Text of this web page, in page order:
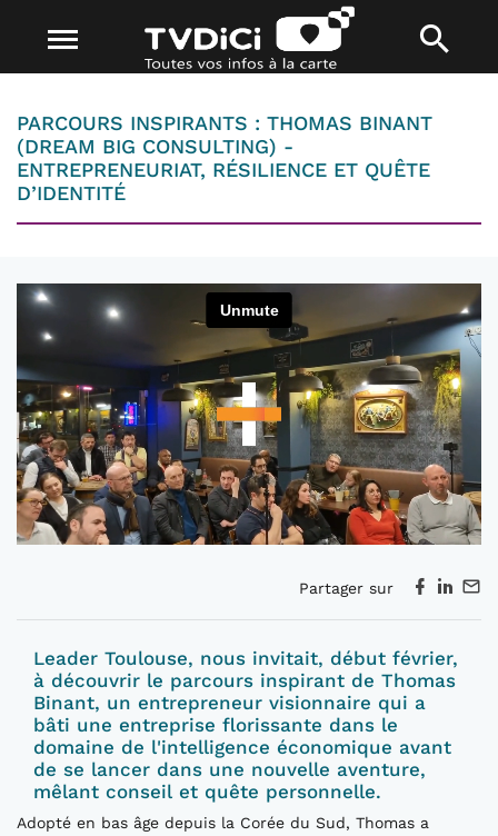
PARCOURS INSPIRANTS : THOMAS BINANT
(DREAM BIG CONSULTING) -
ENTREPRENEURIAT, RÉSILIENCE ET QUÊTE
D’IDENTITÉ
Partager sur
Leader Toulouse, nous invitait, début février,
à découvrir le parcours inspirant de Thomas
Binant, un entrepreneur visionnaire qui a
bâti une entreprise florissante dans le
domaine de l'intelligence économique avant
de se lancer dans une nouvelle aventure,
mêlant conseil et quête personnelle.
Adopté en bas âge depuis la Corée du Sud, Thomas a